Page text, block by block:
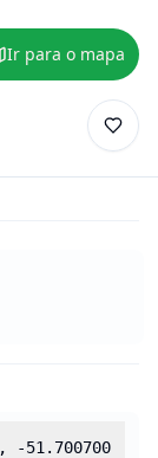
Ir para o mapa
, -51.700700